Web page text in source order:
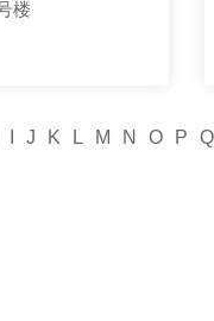
楼
J K L M N O P Q